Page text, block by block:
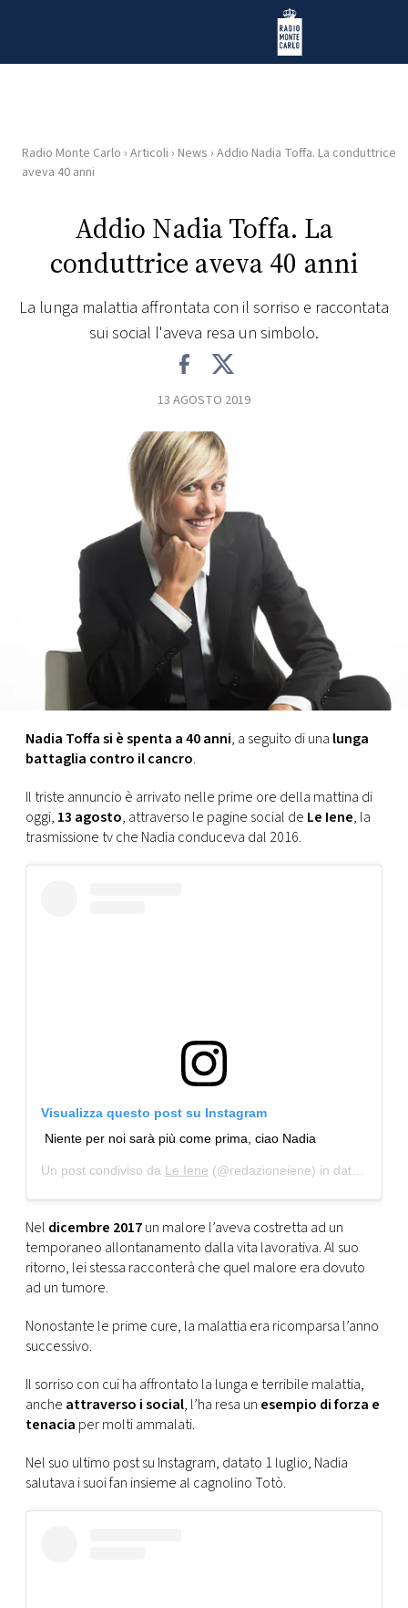
Radio Monte Carlo
HOME
WEB
PLAYLIST
EVENTI
VIDEO
TV
PRINCIPATO
DI
MONACO
RMC
CONSIGLIA
Radio Monte Carlo › Articoli › News › Addio Nadia Toffa. La conduttrice
aveva 40 anni
Addio Nadia Toffa. La
conduttrice aveva 40 anni
La lunga malattia affrontata con il sorriso e raccontata
sui social l'aveva resa un simbolo.
13 AGOSTO 2019
Nadia Toffa si è spenta a 40 anni, a seguito di una lunga
battaglia contro il cancro.
Il triste annuncio è arrivato nelle prime ore della mattina di
oggi, 13 agosto, attraverso le pagine social de Le Iene, la
trasmissione tv che Nadia conduceva dal 2016.
Visualizza questo post su Instagram
Niente per noi sarà più come prima, ciao Nadia
Un post condiviso da Le Iene (@redazioneiene) in data:
Nel dicembre 2017un malore l’aveva costretta ad un
temporaneo allontanamento dalla vita lavorativa. Al suo
ritorno, lei stessa racconterà che quel malore era dovuto
ad un tumore.
Nonostante le prime cure, la malattia era ricomparsa l’anno
successivo.
Il sorriso con cui ha affrontato la lunga e terribile malattia,
anche attraverso i social, l’ha resa un esempio di forza e
tenacia per molti ammalati.
Nel suo ultimo post su Instagram, datato 1 luglio, Nadia
salutava i suoi fan insieme al cagnolino Totò.